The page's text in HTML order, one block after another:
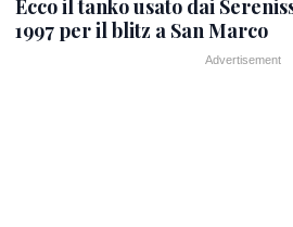
Ecco il tanko usato dai
1997 per il blitz a San Marco